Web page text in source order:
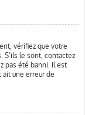
vérifiez que votre
S’ils le sont, contactez
pas été banni. Il est
une erreur de